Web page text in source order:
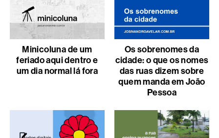
Minicoluna de um
feriado aqui dentro e
um dia normal lá fora
Os sobrenomes da
cidade: o que os nomes
das ruas dizem sobre
quem manda em João
Pessoa